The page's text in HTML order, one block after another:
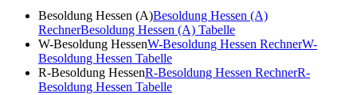
Besoldung Hessen (A)Besoldung Hessen (A)
RechnerBesoldung Hessen (A) Tabelle
W-Besoldung HessenW-Besoldung Hessen RechnerW-
Besoldung Hessen Tabelle
R-Besoldung HessenR-Besoldung Hessen RechnerR-
Besoldung Hessen Tabelle